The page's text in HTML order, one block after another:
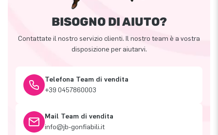
BISOGNO DI AIUTO?
Contattate il nostro servizio clienti. Il nostro team è a vostra
disposizione per aiutarvi.
Telefona Team di vendita
+39 0457860003
Mail Team di vendita
info@jb-gonfiabili.it